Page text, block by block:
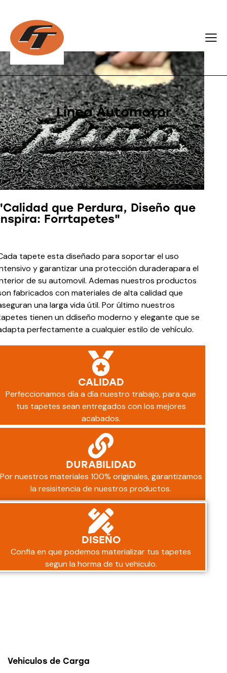
Linea Automotor
que Perdura, Diseño que
Forrtapetes"
tapete esta diseñado para soportar el uso
y garantizar una protección duraderapara el
de su automovil. Ademas nuestros productos
fabricados con materiales de alta calidad que
una larga vida útil. Por último nuestros
tienen un ddiseño moderno y elegante que se
perfectamente a cualquier estilo de vehículo.
CALIDAD
Perfeccionamos día a día nuestro trabajo, para que
tus tapetes sean entregados con los mejores
acabados.
DURABILIDAD
Por nuestros materiales 100% originales, garantizamos
la resisitencia de nuestros productos.
DISEÑO
Confia en que podemos materializar tus tapetes
segun la horma de tu vehiculo.
Vehiculos de Carga